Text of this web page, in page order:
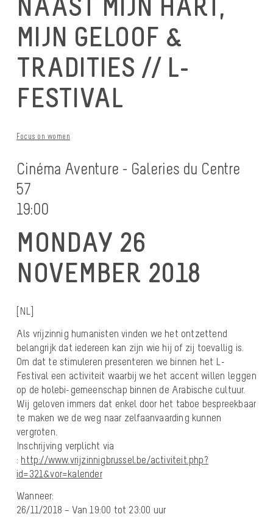
MIJN GELOOF &
TRADITIES // L-
FESTIVAL
Focus on women
Cinéma Aventure - Galeries du Centre
57
19:00
MONDAY 26
NOVEMBER 2018
[NL]
Als vrijzinnig humanisten vinden we het ontzettend
belangrijk dat iedereen kan zijn wie hij of zij toevallig is.
Om dat te stimuleren presenteren we binnen het L-
Festival een activiteit waarbij we het accent willen leggen
op de holebi-gemeenschap binnen de Arabische cultuur.
Wij geloven immers dat enkel door het taboe bespreekbaar
te maken we de weg naar zelfaanvaarding kunnen
vergroten.
Inschrijving verplicht via
: http://www.vrijzinnigbrussel.be/activiteit.php?
id=321&vor=kalender
Wanneer:
26/11/2018 – Van 19:00 tot 23:00 uur